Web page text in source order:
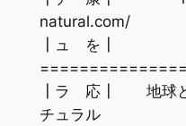
natural.com/
┃ュ を┃
┃ラ 応┃ 地球と
チュラル